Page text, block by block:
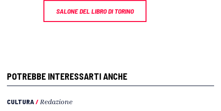
SALONE DEL LIBRO DI TORINO
POTREBBE INTERESSARTI ANCHE
CULTURA/ Redazione